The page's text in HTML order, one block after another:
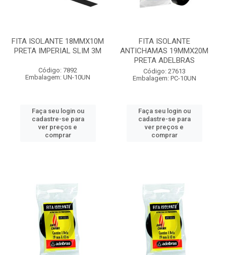
FITA ISOLANTE 18MMX10M
PRETA IMPERIAL SLIM 3M
Código: 7892
Embalagem: UN-10UN
Faça seu login ou
cadastre-se para
ver preços e
comprar
FITA ISOLANTE
ANTICHAMAS 19MMX20M
PRETA ADELBRAS
Código: 27613
Embalagem: PC-10UN
Faça seu login ou
cadastre-se para
ver preços e
comprar